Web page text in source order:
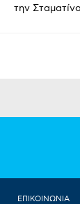
την
ΕΠΙΚΟΙΝΩΝΙΑ